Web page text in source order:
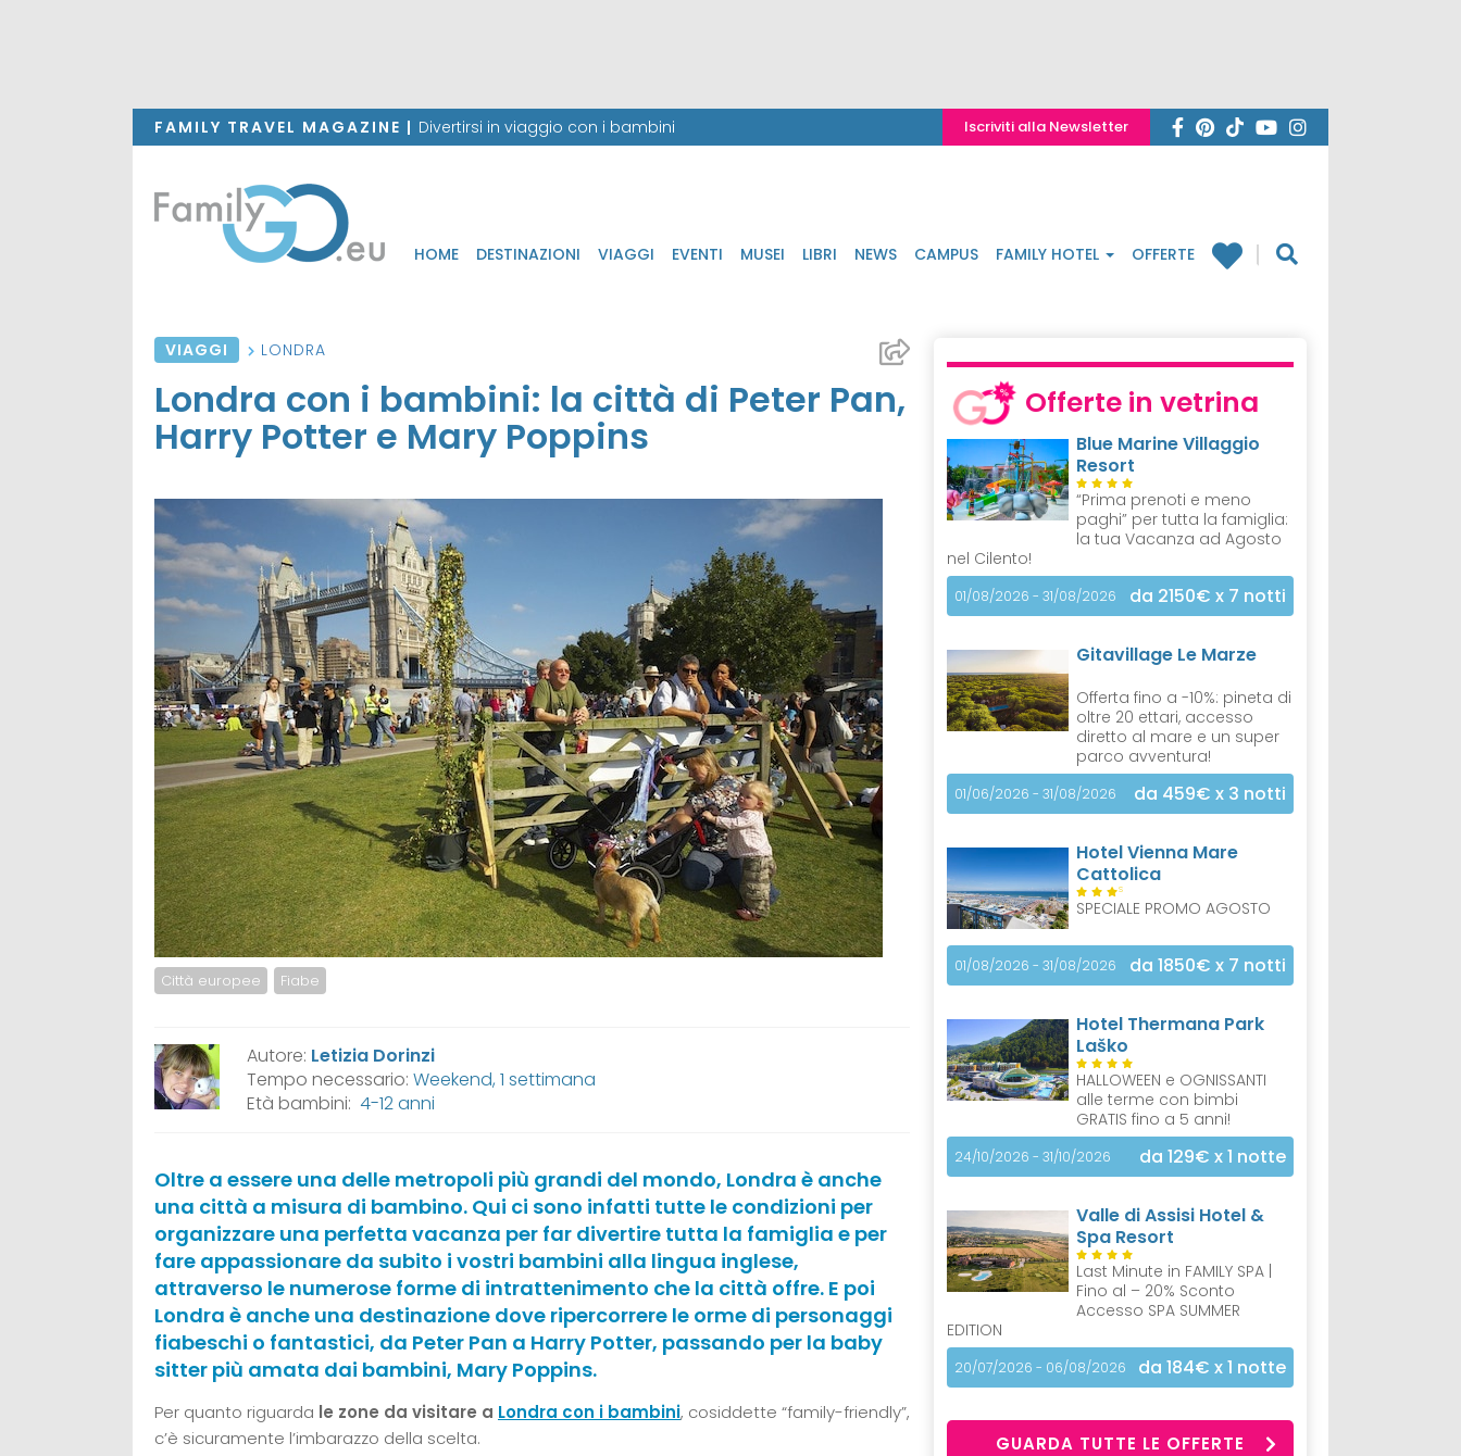
FAMILY TRAVEL MAGAZINE | Divertirsi in viaggio con i bambini Iscriviti alla Newsletter
HOME DESTINAZIONI VIAGGI EVENTI MUSEI LIBRI NEWS CAMPUS FAMILY HOTEL OFFERTE
VIAGGI LONDRA
Londra con i bambini: la città di Peter Pan,
Harry Potter e Mary Poppins
Città europee Fiabe
Autore: Letizia Dorinzi
Tempo necessario: Weekend, 1 settimana
Età bambini: 4-12 anni
Oltre a essere una delle metropoli più grandi del mondo, Londra è anche
una città a misura di bambino. Qui ci sono infatti tutte le condizioni per
organizzare una perfetta vacanza per far divertire tutta la famiglia e per
fare appassionare da subito i vostri bambini alla lingua inglese,
attraverso le numerose forme di intrattenimento che la città offre. E poi
Londra è anche una destinazione dove ripercorrere le orme di personaggi
fiabeschi o fantastici, da Peter Pan a Harry Potter, passando per la baby
sitter più amata dai bambini, Mary Poppins.
Per quanto riguarda le zone da visitare a Londra con i bambini, cosiddette “family-friendly”,
c’è sicuramente l’imbarazzo della scelta.
Offerte in vetrina
Blue Marine Villaggio
Resort
“Prima prenoti e meno
paghi” per tutta la famiglia:
la tua Vacanza ad Agosto
nel Cilento!
01/08/2026 - 31/08/2026 da 2150€ x 7 notti
Gitavillage Le Marze
Offerta fino a -10%: pineta di
oltre 20 ettari, accesso
diretto al mare e un super
parco avventura!
01/06/2026 - 31/08/2026 da 459€ x 3 notti
Hotel Vienna Mare
Cattolica
S
SPECIALE PROMO AGOSTO
01/08/2026 - 31/08/2026 da 1850€ x 7 notti
Hotel Thermana Park
Laško
HALLOWEEN e OGNISSANTI
alle terme con bimbi
GRATIS fino a 5 anni!
24/10/2026 - 31/10/2026 da 129€ x 1 notte
Valle di Assisi Hotel &
Spa Resort
Last Minute in FAMILY SPA |
Fino al – 20% Sconto
Accesso SPA SUMMER
EDITION
20/07/2026 - 06/08/2026 da 184€ x 1 notte
GUARDA TUTTE LE OFFERTE